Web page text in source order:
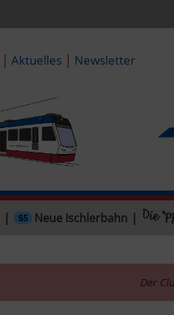
| Aktuelles | Newsletter
Neue Ischlerbahn
Der